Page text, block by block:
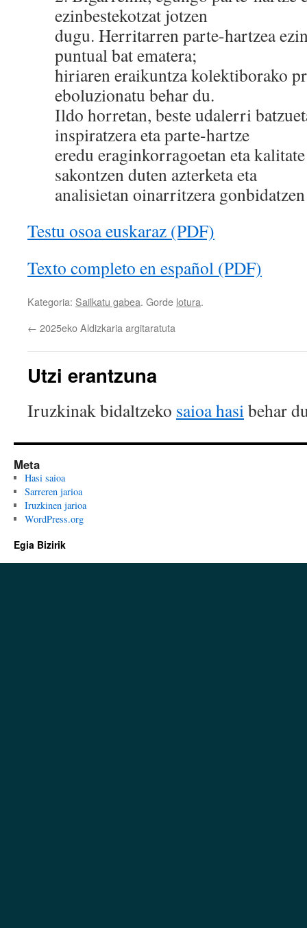
ezinbestekotzat jotzen
dugu. Herritarren parte-hartzea
puntual bat ematera;
hiriaren eraikuntza kolektiborako
eboluzionatu behar du.
Ildo horretan, beste udalerri
inspiratzera eta parte-hartze
eredu eraginkorragoetan eta
sakontzen duten azterketa eta
analisietan oinarritzera
Testu osoa euskaraz (PDF)
Texto completo en español (PDF)
Kategoria: Sailkatu gabea. Gorde lotura.
← 2025eko Aldizkaria argitaratuta
Utzi erantzuna
Iruzkinak bidaltzeko saioa hasibehar
Meta
Hasi saioa
Sarreren jarioa
Iruzkinen jarioa
WordPress.org
Egia Bizirik